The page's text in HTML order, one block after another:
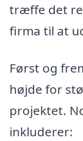
træffe det
firma til at
Først og
højde for
projektet.
inkluderer: